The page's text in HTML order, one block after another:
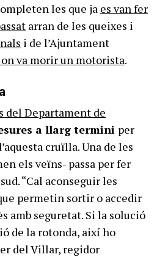
les que ja es van fer
arran de les queixes i
i de l’Ajuntament
va morir un motorista.
del Departament de
a llarg termini per
cruïlla. Una de les
els veïns- passa per fer
“Cal aconseguir les
permetin sortir o accedir
amb seguretat. Si la solució
de la rotonda, així ho
del Villar, regidor